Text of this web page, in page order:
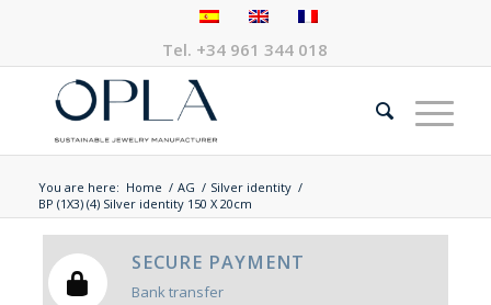
Tel. +34 961 344 018
You are here: Home / AG / Silver identity /
BP (1X3) (4) Silver identity 150 X 20cm
SECURE PAYMENT
Bank transfer